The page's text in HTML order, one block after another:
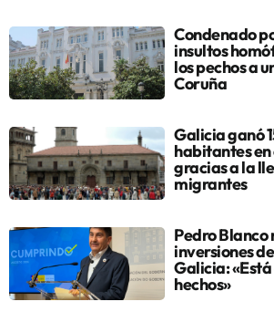
Condenado
insultos
los pechos a
Coruña
Galicia ganó
habitantes
gracias a la
migrantes
Pedro
inversiones
Galicia:
hechos»